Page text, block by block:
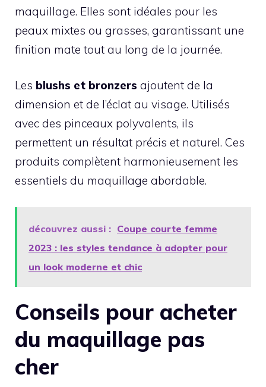
maquillage. Elles sont idéales pour les
peaux mixtes ou grasses, garantissant une
finition mate tout au long de la journée.
Les blushs et bronzers ajoutent de la
dimension et de l’éclat au visage. Utilisés
avec des pinceaux polyvalents, ils
permettent un résultat précis et naturel. Ces
produits complètent harmonieusement les
essentiels du maquillage abordable.
découvrez aussi : Coupe courte femme
2023 : les styles tendance à adopter pour
un look moderne et chic
Conseils pour acheter
du maquillage pas
cher